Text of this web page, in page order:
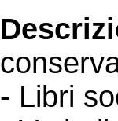
- Libri